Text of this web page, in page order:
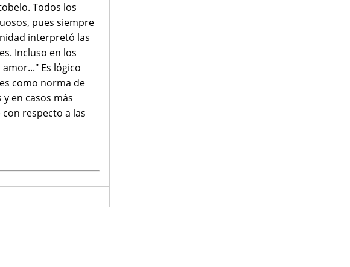
Todos los
pues siempre
interpretó las
Incluso en los
Es lógico
como norma de
en casos más
respecto a las